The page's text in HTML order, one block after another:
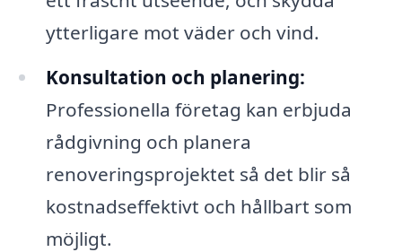
ytterligare mot väder och vind.
Konsultation och planering:
Professionella företag kan erbjuda
rådgivning och planera
renoveringsprojektet så det blir så
kostnadseffektivt och hållbart som
möjligt.